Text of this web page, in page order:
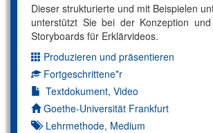
Dieser strukturierte und mit Beispielen
unterstützt Sie bei der Konzeption
Storyboards für Erklärvideos.
Dimension:
Produzieren und präsentieren
Kompetenzniveau:
Fortgeschrittene*r
Textdokument, Video
Autor*in:
Goethe-Universität Frankfurt
Lehrmethode, Medium